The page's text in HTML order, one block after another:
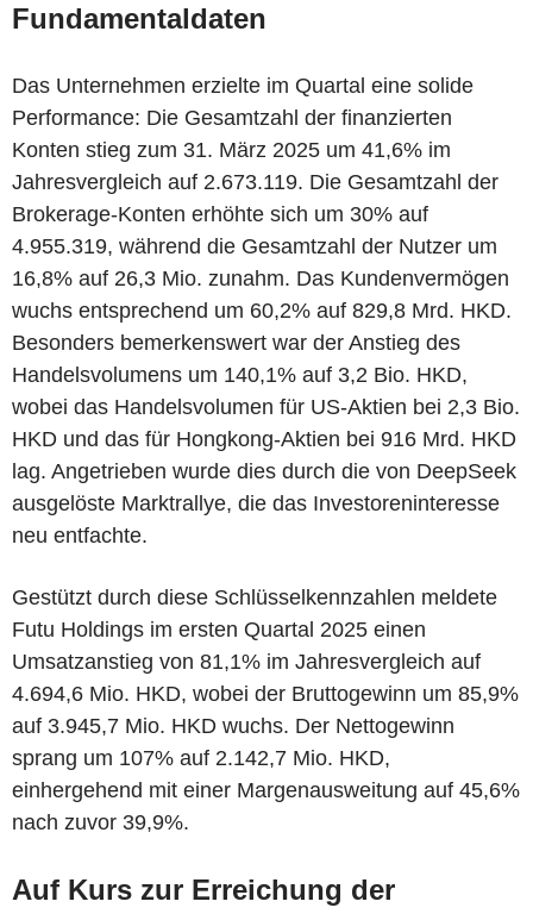
Fundamentaldaten
Das Unternehmen erzielte im Quartal eine solide
Performance: Die Gesamtzahl der finanzierten
Konten stieg zum 31. März 2025 um 41,6% im
Jahresvergleich auf 2.673.119. Die Gesamtzahl der
Brokerage-Konten erhöhte sich um 30% auf
4.955.319, während die Gesamtzahl der Nutzer um
16,8% auf 26,3 Mio. zunahm. Das Kundenvermögen
wuchs entsprechend um 60,2% auf 829,8 Mrd. HKD.
Besonders bemerkenswert war der Anstieg des
Handelsvolumens um 140,1% auf 3,2 Bio. HKD,
wobei das Handelsvolumen für US-Aktien bei 2,3 Bio.
HKD und das für Hongkong-Aktien bei 916 Mrd. HKD
lag. Angetrieben wurde dies durch die von DeepSeek
ausgelöste Marktrallye, die das Investoreninteresse
neu entfachte.
Gestützt durch diese Schlüsselkennzahlen meldete
Futu Holdings im ersten Quartal 2025 einen
Umsatzanstieg von 81,1% im Jahresvergleich auf
4.694,6 Mio. HKD, wobei der Bruttogewinn um 85,9%
auf 3.945,7 Mio. HKD wuchs. Der Nettogewinn
sprang um 107% auf 2.142,7 Mio. HKD,
einhergehend mit einer Margenausweitung auf 45,6%
nach zuvor 39,9%.
Auf Kurs zur Erreichung der